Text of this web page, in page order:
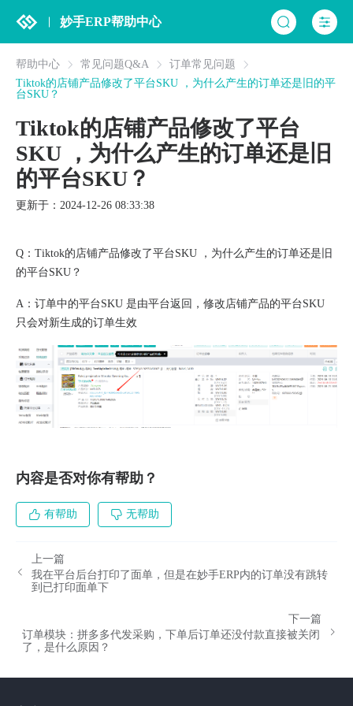
妙手ERP帮助中心
帮助中心 常见问题Q&A
订单常见问题
Tiktok的店铺产品修改了平台SKU ，为什么产生的订单还是旧的平
台SKU？
Tiktok的店铺产品修改了平台
SKU ，为什么产生的订单还是旧
的平台SKU？
更新于：2024-12-26 08:33:38
Q：Tiktok的店铺产品修改了平台SKU ，为什么产生的订单还是旧
的平台SKU？
A：订单中的平台SKU 是由平台返回，修改店铺产品的平台SKU
只会对新生成的订单生效
内容是否对你有帮助？
有帮助 无帮助
上一篇
我在平台后台打印了面单，但是在妙手ERP内的订单没有跳转
到已打印面单下
下一篇
订单模块：拼多多代发采购，下单后订单还没付款直接被关闭
了，是什么原因？